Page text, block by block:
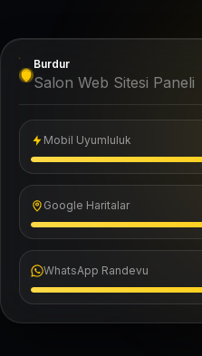
Burdur
Salon Web Sitesi Paneli
Mobil Uyumluluk
Google Haritalar
WhatsApp Randevu